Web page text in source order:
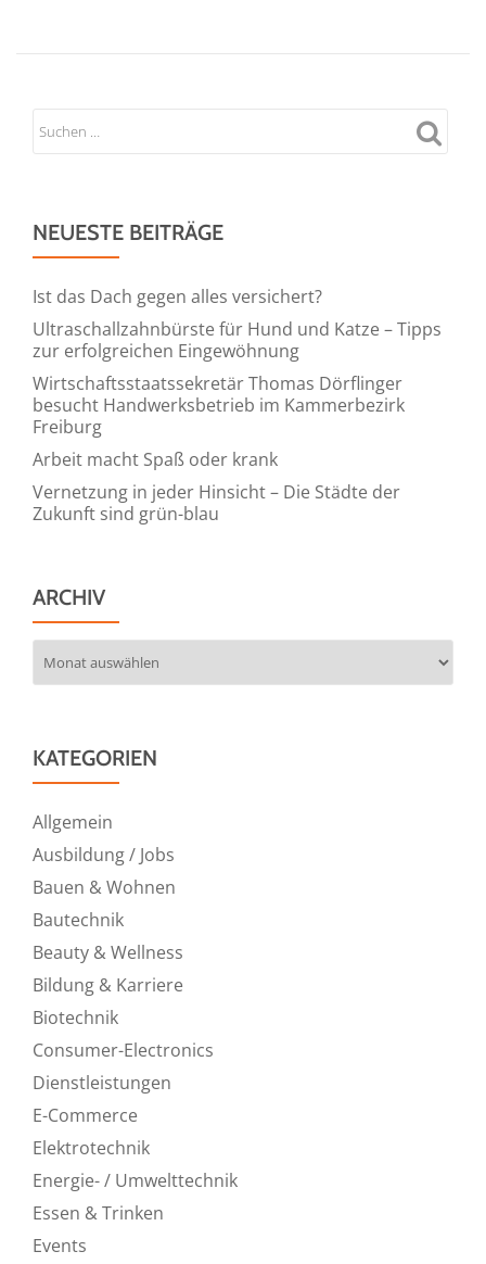
Präsenz
DACH-
Expansion
der
Region
NEUESTE BEITRÄGE
Ist das Dach gegen alles versichert?
Ultraschallzahnbürste für Hund und Katze – Tipps
zur erfolgreichen Eingewöhnung
Wirtschaftsstaatssekretär Thomas Dörflinger
besucht Handwerksbetrieb im Kammerbezirk
Freiburg
Arbeit macht Spaß oder krank
Vernetzung in jeder Hinsicht – Die Städte der
Zukunft sind grün-blau
ARCHIV
KATEGORIEN
Allgemein
Ausbildung / Jobs
Bauen & Wohnen
Bautechnik
Beauty & Wellness
Bildung & Karriere
Biotechnik
Consumer-Electronics
Dienstleistungen
E-Commerce
Elektrotechnik
Energie- / Umwelttechnik
Essen & Trinken
Events